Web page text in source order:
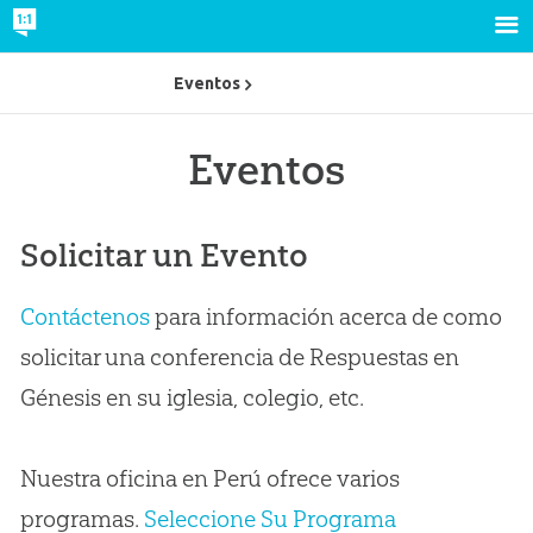
Eventos
Solicitar un Evento
Contáctenospara información acerca de como
solicitar una conferencia de Respuestas en
Génesis en su iglesia, colegio, etc.
Nuestra oficina en Perú ofrece varios
programas. Seleccione Su Programa
Eventos